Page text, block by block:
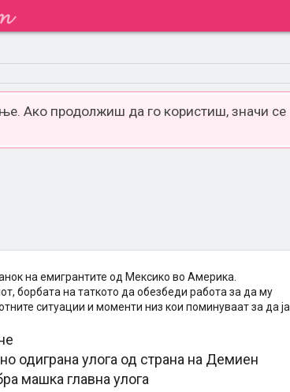
Ако продолжиш да го користиш, значи се
на емигрантите од Мексико во Америка.
борбата на таткото да обезбеди работа за да му
ситуации и моменти низ кои поминуваат за да ја
одиграна улога од страна на Демиен
машка главна улога